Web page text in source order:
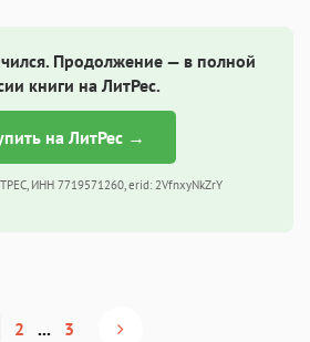
Продолжение — в полной
книги на ЛитРес.
на ЛитРес →
ИНН 7719571260, erid: 2VfnxyNkZrY
2 ... 3